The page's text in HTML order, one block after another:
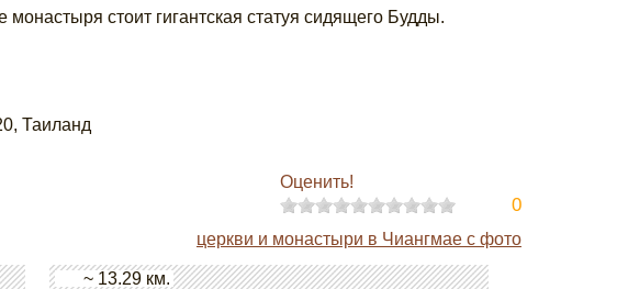
стоит гигантская статуя сидящего Будды.
Таиланд
Оценить!
0
церкви и монастыри в Чиангмае с фото
~ 13.29 км.